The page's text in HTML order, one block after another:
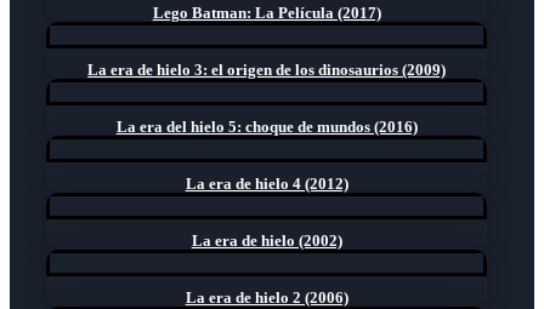
Lego Batman: La Película (2017)
La era de hielo 3: el origen de los dinosaurios (2009)
La era del hielo 5: choque de mundos (2016)
La era de hielo 4 (2012)
La era de hielo (2002)
La era de hielo 2 (2006)